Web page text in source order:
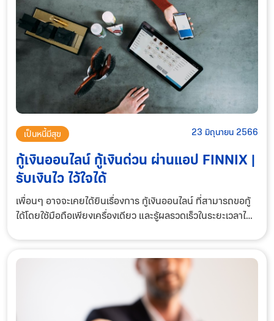
เป็นหนี้มีสุข 23 มิถุนายน 2566
กู้เงินออนไลน์ กู้เงินด่วน ผ่านแอป FINNIX |
รับเงินไว ไว้ใจได้
เพื่อนๆ อาจจะเคยได้ยินเรื่องการ กู้เงินออนไลน์ ที่สามารถขอกู้
ได้โดยใช้มือถือเพียงเครื่องเดียว และรู้ผลรวดเร็วในระยะเวลาไม่กี่
คืออะไร กู้ไ